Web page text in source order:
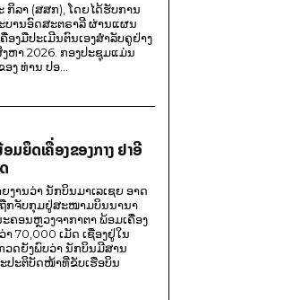
ກິລາ (ສສກ), ໂດຍໄດ້ຮັບການ
ານອົດສະຕຣາລີ ຜ່ານແຜນ
ອງມືປະເມີນຕົນເອງສຳລັບຄູຢ່າງ
ຫາ 2026. ກອງປະຊຸມແມ່ນ
ງ ທ່ານ ປອ...
ມຍຶດເຄື່ອງຂອງກາງ ຢາອີ
ງານວ່າ ນັກບິນມາເລເຊຍ ອາດ
ກຈັບກຸມຢູ່ສະໜາມບິນນານາ
ຄອນຫຼວງຈາກາຕາ ພ້ອມເຄື່ອງ
70,000 ເມັດ ເຊື່ອງຢູ່ໃນ
ວດຍັງພົບວ່າ ນັກບິນມີສານ
ປະຕິບັດໜ້າທີ່ຂັບເຮືອບິນ